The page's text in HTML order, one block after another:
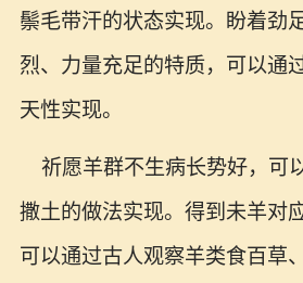
鬃毛带汗的状态实现。盼着劲
烈、力量充足的特质，可以通
天性实现。
祈愿羊群不生病长势好，可
撒土的做法实现。得到未羊对
可以通过古人观察羊类食百草